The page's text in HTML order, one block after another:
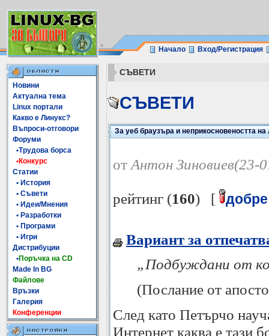
Начало Вход/Регистрация
Новини
Актуална тема
Linux портали
Какво е Линукс?
Въпроси-отговори
Форуми
•Трудова борса
•Конкурс
Статии
• История
• Съвети
• Идеи/Мнения
• Разработки
• Програми
• Игри
Дистрибуции
•Поръчка на CD
Made In BG
Файлове
Връзки
Галерия
Конференции
СЪВЕТИ
СЪВЕТИ
За уеб браузъра и неприкосновеността
от Антон Зиновиев(23-
рейтинг (160) [ добре
Вариант за
„Подбуждани от
(Послание от
След като Петърчо
Интернет каква е тази